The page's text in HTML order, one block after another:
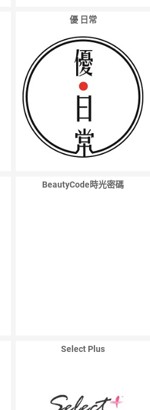
優 日常
BeautyCode時光密碼
Select Plus